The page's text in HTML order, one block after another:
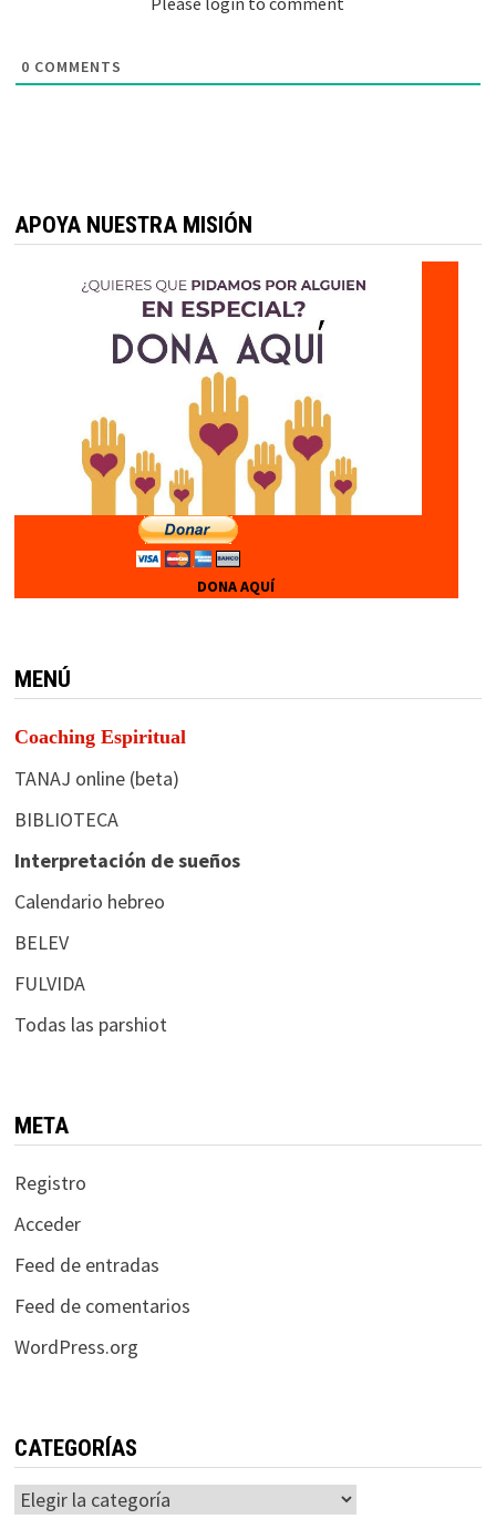
0 COMMENTS
APOYA NUESTRA MISIÓN
DONA AQUÍ
MENÚ
Coaching Espiritual
TANAJ online (beta)
BIBLIOTECA
Interpretación de sueños
Calendario hebreo
BELEV
FULVIDA
Todas las parshiot
META
Registro
Acceder
Feed de entradas
Feed de comentarios
WordPress.org
CATEGORÍAS
Categorías